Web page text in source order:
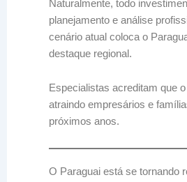
Naturalmente, todo
planejamento e análise
cenário atual coloca o
destaque regional.
Especialistas acreditam que
atraindo empresários e
próximos anos.
O Paraguai está se tornando